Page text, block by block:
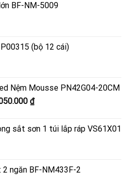
BF-NM-5009
(bộ 12 cái)
Nệm Mousse PN42G04-20CM
₫.
₫Giá
là:
sắt sơn 1 túi lắp ráp VS61X01
ngăn BF-NM433F-2